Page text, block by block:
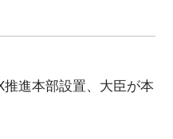
進本部設置、大臣が本